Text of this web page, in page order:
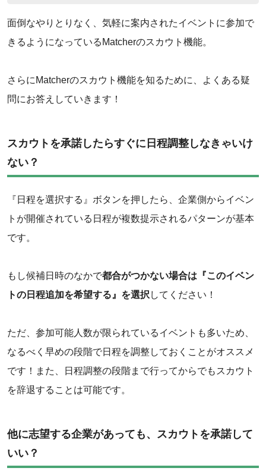
面倒なやりとりなく、気軽に案内されたイベントに参加で
きるようになっているMatcherのスカウト機能。
さらにMatcherのスカウト機能を知るために、よくある疑
問にお答えしていきます！
スカウトを承諾したらすぐに日程調整しなきゃいけ
ない？
『日程を選択する』ボタンを押したら、企業側からイベン
トが開催されている日程が複数提示されるパターンが基本
です。
もし候補日時のなかで都合がつかない場合は『このイベン
トの日程追加を希望する』を選択 してください！
ただ、参加可能人数が限られているイベントも多いため、
なるべく早めの段階で日程を調整しておくことがオススメ
です！また、日程調整の段階まで行ってからでもスカウト
を辞退することは可能です。
他に志望する企業があっても、スカウトを承諾して
いい？